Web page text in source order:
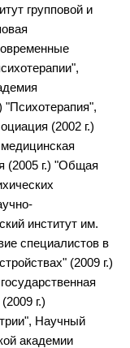
групповой и
"Психотерапия",
(2002 г.)
(2005 г.) "Общая
институт им.
специалистов в
(2009 г.)
г.)
Научный
академии